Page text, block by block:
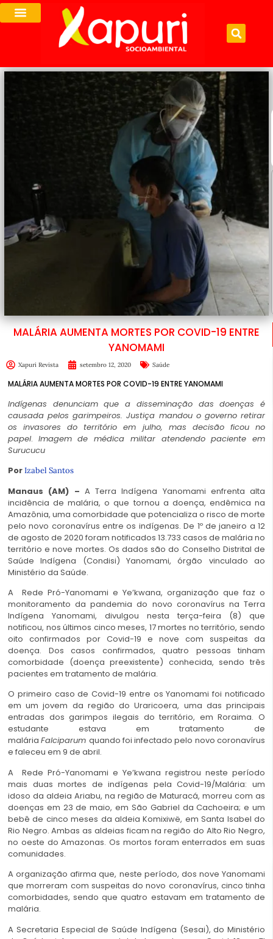
MALÁRIA AUMENTA MORTES POR COVID-19 ENTRE
YANOMAMI
Xapuri Revista setembro 12, 2020 Saúde
MALÁRIA AUMENTA MORTES POR COVID-19 ENTRE YANOMAMI
Indígenas denunciam que a disseminação das doenças é
causada pelos garimpeiros. Justiça mandou o governo retirar
os invasores do território em julho, mas decisão ficou no
papel. Imagem de médica militar atendendo paciente em
Surucucu
PorIzabel Santos
Manaus (AM) – A Terra Indígena Yanomami enfrenta alta
incidência de malária, o que tornou a doença, endêmica na
Amazônia, uma comorbidade que potencializa o risco de morte
pelo novo coronavírus entre os indígenas. De 1º de janeiro a 12
de agosto de 2020 foram notificados 13.733 casos de malária no
território e nove mortes. Os dados são do Conselho Distrital de
Saúde Indígena (Condisi) Yanomami, órgão vinculado ao
Ministério da Saúde.
A Rede Pró-Yanomami e Ye’kwana, organização que faz o
monitoramento da pandemia do novo coronavírus na Terra
Indígena Yanomami, divulgou nesta terça-feira (8) que
notificou, nos últimos cinco meses, 17 mortes no território, sendo
oito confirmados por Covid-19 e nove com suspeitas da
doença. Dos casos confirmados, quatro pessoas tinham
comorbidade (doença preexistente) conhecida, sendo três
pacientes em tratamento de malária.
O primeiro caso de Covid-19 entre os Yanomami foi notificado
em um jovem da região do Uraricoera, uma das principais
entradas dos garimpos ilegais do território, em Roraima. O
estudante estava em tratamento de
maláriaFalciparum quando foi infectado pelo novo coronavírus
e faleceu em 9 de abril.
A Rede Pró-Yanomami e Ye’kwana registrou neste período
mais duas mortes de indígenas pela Covid-19/Malária: um
idoso da aldeia Ariabu, na região de Maturacá, morreu com as
doenças em 23 de maio, em São Gabriel da Cachoeira; e um
bebê de cinco meses da aldeia Komixiwë, em Santa Isabel do
Rio Negro. Ambas as aldeias ficam na região do Alto Rio Negro,
no oeste do Amazonas. Os mortos foram enterrados em suas
comunidades.
A organização afirma que, neste período, dos nove Yanomami
que morreram com suspeitas do novo coronavírus, cinco tinha
comorbidades, sendo que quatro estavam em tratamento de
malária.
A Secretaria Especial de Saúde Indígena (Sesai), do Ministério